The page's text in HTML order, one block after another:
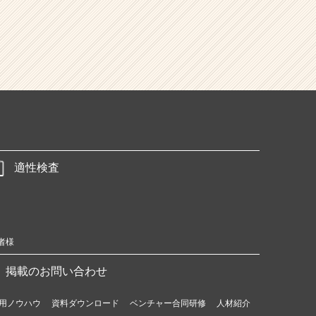
適性検査
様
掲載のお問い合わせ
ノウハウ 資料ダウンロード ベンチャー合同研修
人材紹介